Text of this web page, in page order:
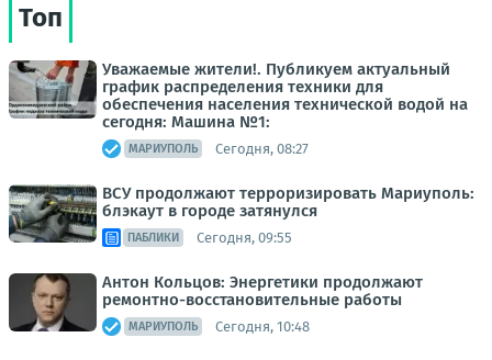
Топ
Уважаемые жители!. Публикуем актуальный
график распределения техники для
обеспечения населения технической водой на
сегодня: Машина №1:
МАРИУПОЛЬ Сегодня, 08:27
ВСУ продолжают терроризировать Мариуполь:
блэкаут в городе затянулся
ПАБЛИКИ Сегодня, 09:55
Антон Кольцов: Энергетики продолжают
ремонтно-восстановительные работы
МАРИУПОЛЬ Сегодня, 10:48